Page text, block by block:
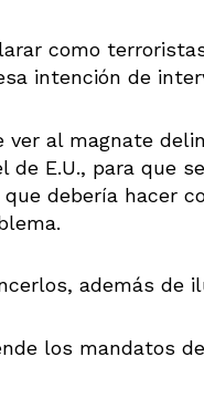
como
intención de
ver al magnate
de E.U., para que
debería hacer
además de
los mandatos